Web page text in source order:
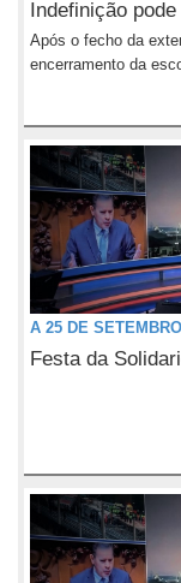
Indefinição
Após o fecho da
encerramento da
A 25 DE
Festa da